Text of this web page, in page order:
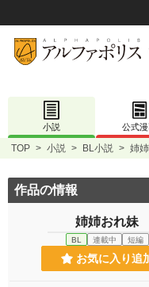
小説 公式
TOP > 小説 > BL小説 > 姉
作品の情報
姉姉おれ妹
BL 連載中 短編
お気に入り追